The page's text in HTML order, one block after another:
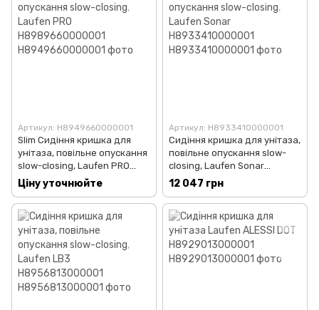
Артикул: H8949660000001
Slim Сидіння кришка для
унітаза, повільне опускання
slow-closing, Laufen PRO
H8989660000001
Ціну уточнюйте
Артикул: H8933410000001
Сидіння кришка для унітаза,
повільне опускання slow-
closing, Laufen Sonar
H8933410000001
12 047 грн